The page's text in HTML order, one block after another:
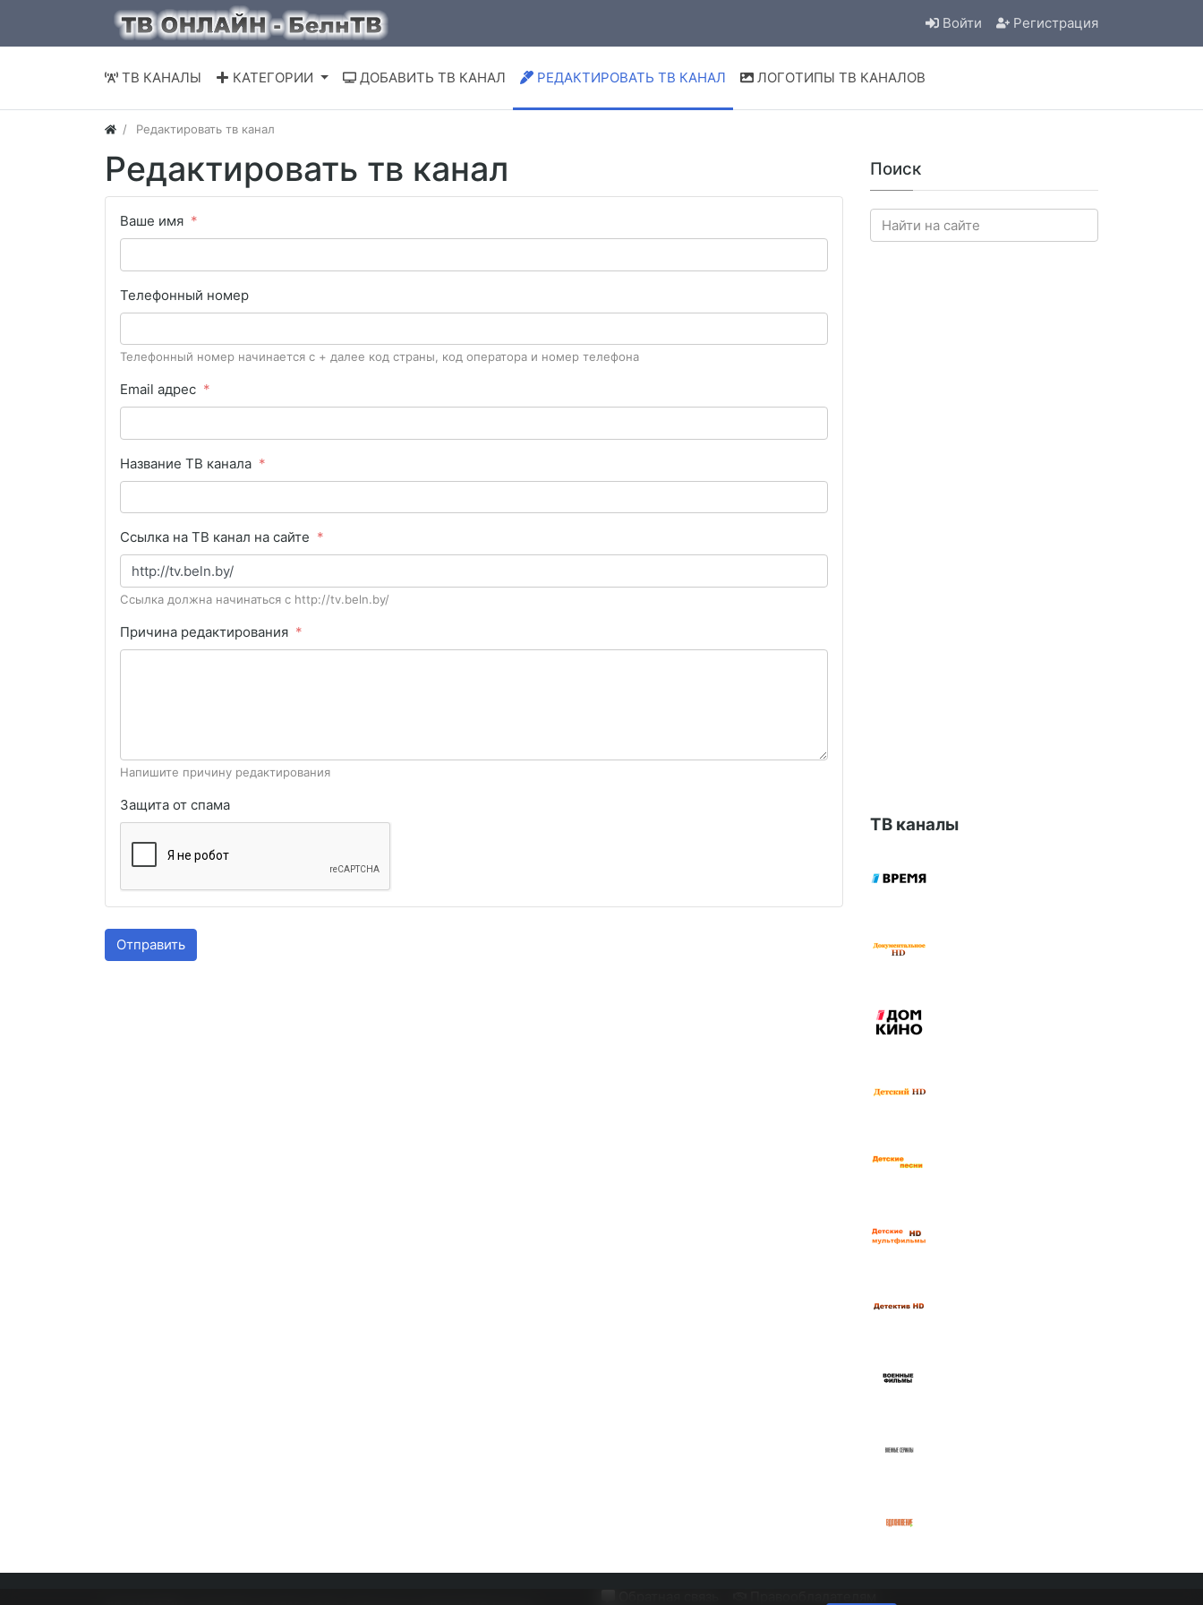
Войти Регистрация
ТВ КАНАЛЫ КАТЕГОРИИ ДОБАВИТЬ ТВ КАНАЛ РЕДАКТИРОВАТЬ ТВ КАНАЛ ЛОГОТИПЫ ТВ КАНАЛОВ
Редактировать тв канал
Редактировать тв канал
Ваше имя
Телефонный номер
Телефонный номер начинается с + далее код страны, код оператора и номер телефона
Email адрес
Название ТВ канала
Ссылка на ТВ канал на сайте
Ссылка должна начинаться с http://tv.beln.by/
Причина редактирования
Напишите причину редактирования
Защита от спама
Отправить
Поиск
ТВ каналы